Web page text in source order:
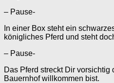
– Pause-
In einer Box steht ein
königliches Pferd und steht
– Pause-
Das Pferd streckt Dir
Bauernhof willkommen bist.